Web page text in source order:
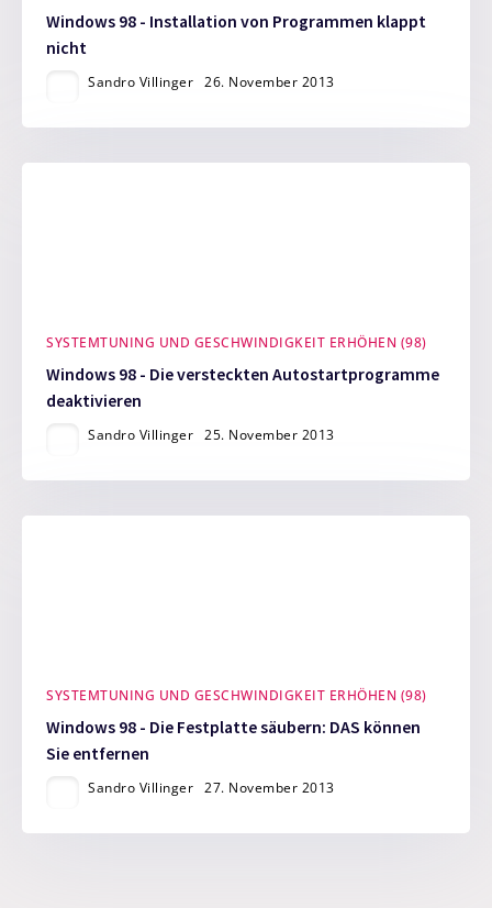
Windows 98 - Installation von Programmen klappt
nicht
Sandro Villinger 26. November 2013
SYSTEMTUNING UND GESCHWINDIGKEIT ERHÖHEN (98)
Windows 98 - Die versteckten Autostartprogramme
deaktivieren
Sandro Villinger 25. November 2013
SYSTEMTUNING UND GESCHWINDIGKEIT ERHÖHEN (98)
Windows 98 - Die Festplatte säubern: DAS können
Sie entfernen
Sandro Villinger 27. November 2013